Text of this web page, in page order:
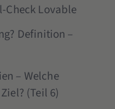
Check Lovable
Definition –
– Welche
(Teil 6)